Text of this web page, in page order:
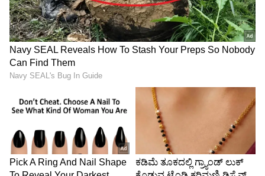
ಇಂದು ನಾನೊಂದು ಎನ್‌ಜಿಒ ಜೊತೆ ಕೆಲಸ ಮಾಡುತ್ತಿದ್ದೇನೆ.
ಅಲ್ಲಿ ಹೀಗೆ ಸಂಕಷ್ಟಕ್ಕೆ ಸಿಲುಕಿ ಪಾರಾಗಿ ಬಂದ ನಾಯಕಿಯರಲ್ಲಿ
ನಾನು ಒಬ್ಬಳು. ಈ ಎಂಟು ವರ್ಷಗಳಲ್ಲಿ ನಾನು ಮಾನವ
ಕಳ್ಳಸಾಗಣೆ ಜಾಲದಿಂದ 200ಕ್ಕೂ ಅಧಿಕ ಹೆಣ್ಣು ಮಕ್ಕಳನ್ನು
ರಕ್ಷಿಸಿದ್ದೇನೆ. ಇದರಲ್ಲಿ 3 ವರ್ಷದ ಮಗುವೂ ಇತ್ತು. ಇಂದಿಗೂ
ಆ ಮಗುವಿನ ತಾಯಿ, ನಿಮ್ಮ ಕಾರಣದಿಂದಾಗಿ ಈಕೆ ಇಂದು
ಇಲ್ಲಿದ್ದಾಳೆ ಎಂದು ಹೇಳುತ್ತಿರುತ್ತಾರೆ.